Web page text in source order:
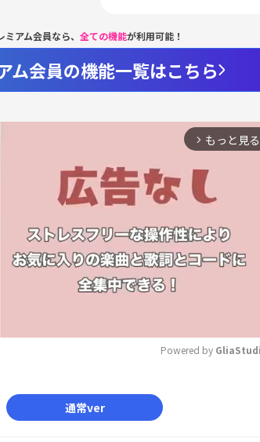
ミアム会員なら、 全ての機能が利用可能！
ム会員の機能一覧はこちら
arrow_forward_ios もっと見る
Powered by
通常ver